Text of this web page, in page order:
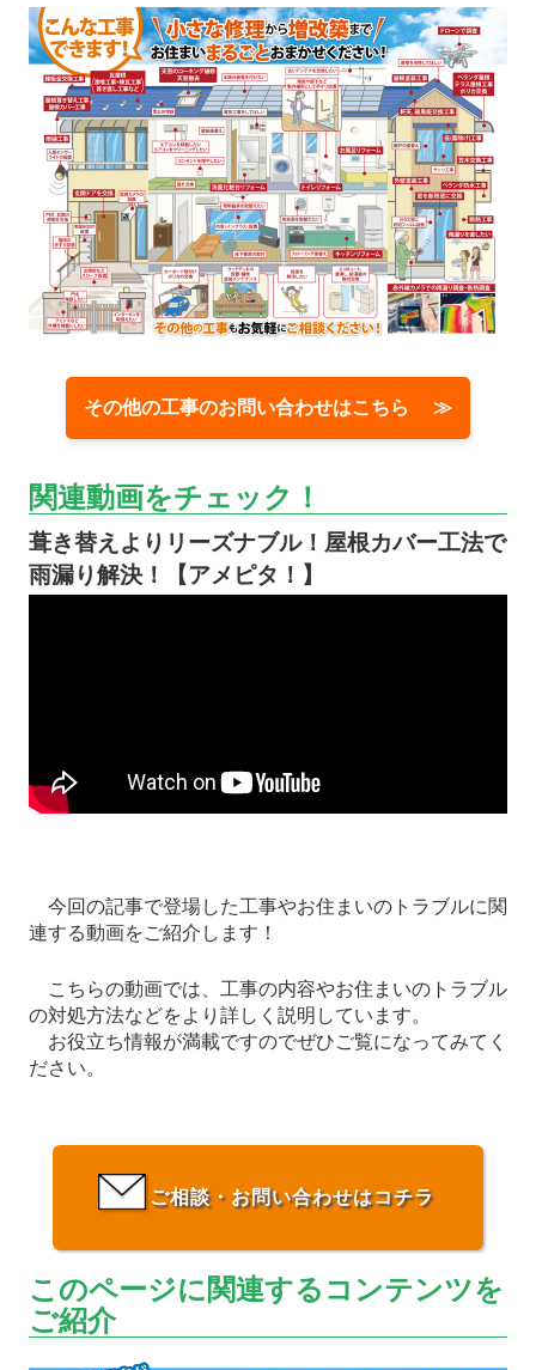
その他の工事のお問い合わせはこちら ≫
関連動画をチェック！
葺き替えよりリーズナブル！屋根カバー工法で
雨漏り解決！【アメピタ！】
今回の記事で登場した工事やお住まいのトラブルに関
連する動画をご紹介します！
こちらの動画では、工事の内容やお住まいのトラブル
の対処方法などをより詳しく説明しています。
お役立ち情報が満載ですのでぜひご覧になってみてく
ださい。
ご相談・お問い合わせはコチラ
このページに関連するコンテンツを
ご紹介